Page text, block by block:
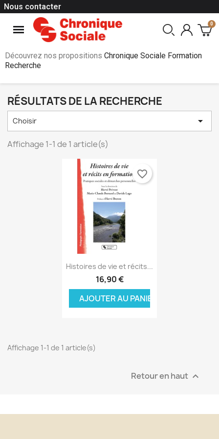
Nous contacter
Découvrez nos propositions Chronique Sociale Formation
Recherche
RÉSULTATS DE LA RECHERCHE
Choisir 
Affichage 1-1 de 1 article(s)
Aperçu rapide
Histoires de vie et récits...
16,90 €
AJOUTER AU PANIER
favorite_border
Affichage 1-1 de 1 article(s)
Retour en haut 